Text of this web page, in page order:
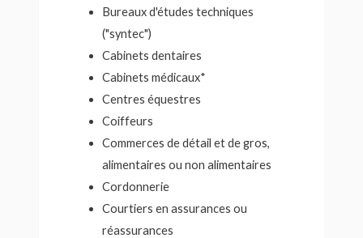
Bureaux d'études techniques
("syntec")
Cabinets dentaires
Cabinets médicaux*
Centres équestres
Coiffeurs
Commerces de détail et de gros,
alimentaires ou non alimentaires
Cordonnerie
Courtiers en assurances ou
réassurances